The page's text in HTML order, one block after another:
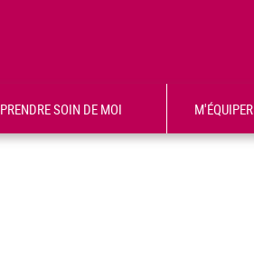
PRENDRE SOIN DE MOI M'ÉQUIPER